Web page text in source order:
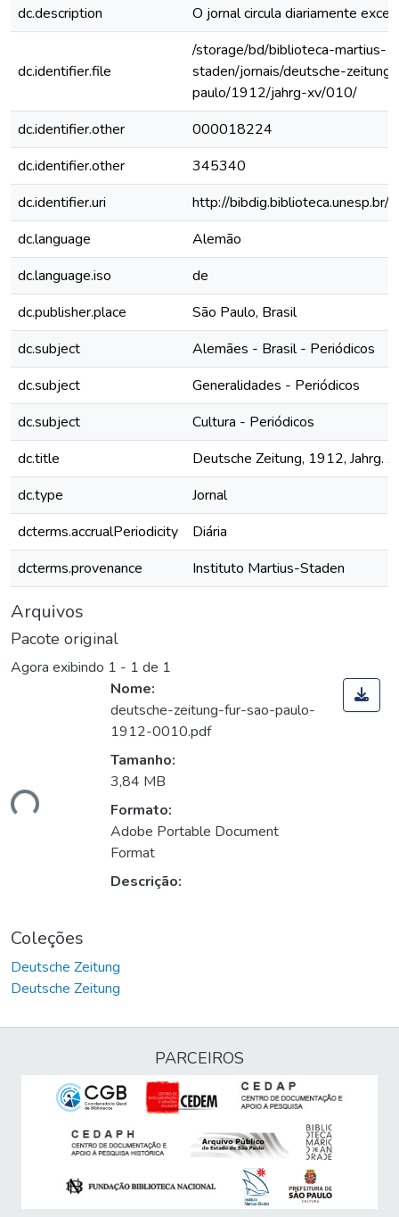
dc.description
O jornal circula diariamente
dc.identifier.file
/storage/bd/biblioteca-martius-
staden/jornais/deutsche-
paulo/1912/jahrg-xv/010/
dc.identifier.other
000018224
dc.identifier.other
345340
dc.identifier.uri
http://
dc.language
Alemão
dc.language.iso
de
dc.publisher.place
São Paulo, Brasil
dc.subject
Alemães - Brasil - Periódicos
dc.subject
Generalidades - Periódicos
dc.subject
Cultura - Periódicos
dc.title
Deutsche Zeitung, 1912, Jahrg.
dc.type
Jornal
dcterms.accrualPeriodicity
Diária
dcterms.provenance
Instituto Martius-Staden
Arquivos
Pacote original
Agora exibindo 1 - 1 de 1
Nome:
deutsche-zeitung-fur-sao-paulo-
1912-0010.pdf
Tamanho:
3,84 MB
Formato:
Adobe Portable Document
Format
Descrição:
Coleções
Deutsche Zeitung
Deutsche Zeitung
PARCEIROS